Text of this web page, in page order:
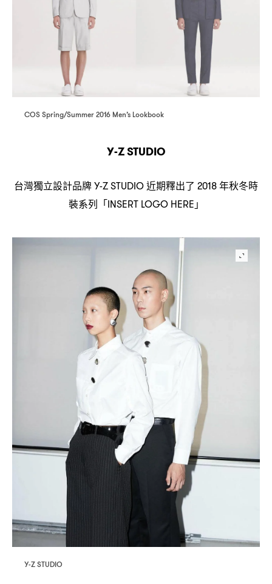
COS Spring/Summer 2016 Men’s Lookbook
Y-Z STUDIO
台灣獨立設計品牌Y-Z STUDIO近期釋出了 2018年秋冬時
裝系列「INSERT LOGO HERE 」
Y-Z STUDIO